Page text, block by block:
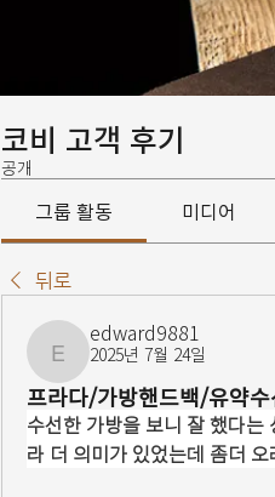
코비 고객 후기
공개
그룹 활동 미디어
뒤로
edward9881
edward9881
2025년 7월 24일
프라다/가방핸드백/유약
수선한 가방을 보니 잘 했다
라 더 의미가 있었는데 좀더